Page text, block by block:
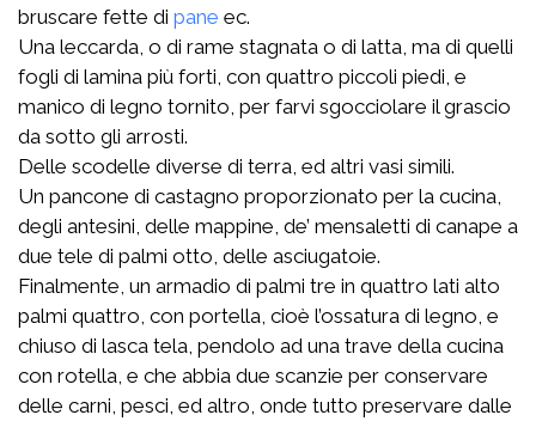
bruscare fette di pane ec.
Una leccarda, o di rame stagnata o di latta, ma di quelli
fogli di lamina più forti, con quattro piccoli piedi, e
manico di legno tornito, per farvi sgocciolare il grascio
da sotto gli arrosti.
Delle scodelle diverse di terra, ed altri vasi simili.
Un pancone di castagno proporzionato per la cucina,
degli antesini, delle mappine, de’ mensaletti di canape a
due tele di palmi otto, delle asciugatoie.
Finalmente, un armadio di palmi tre in quattro lati alto
palmi quattro, con portella, cioè l’ossatura di legno, e
chiuso di lasca tela, pendolo ad una trave della cucina
con rotella, e che abbia due scanzie per conservare
delle carni, pesci, ed altro, onde tutto preservare dalle